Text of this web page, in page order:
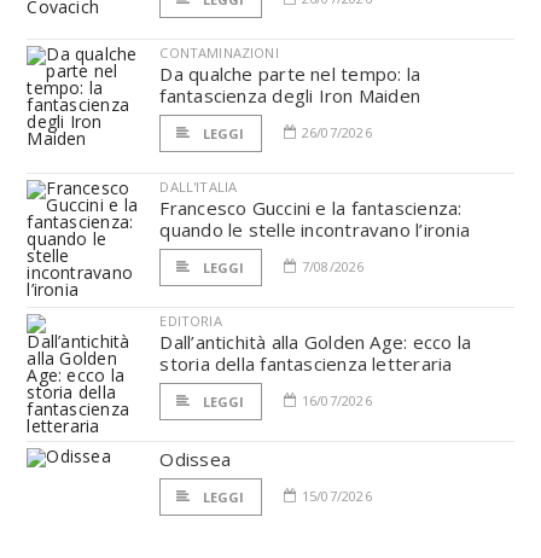
CONTAMINAZIONI
Da qualche parte nel tempo: la
fantascienza degli Iron Maiden
LEGGI 26/07/2026
DALL'ITALIA
Francesco Guccini e la fantascienza:
quando le stelle incontravano l’ironia
LEGGI 7/08/2026
EDITORIA
Dall’antichità alla Golden Age: ecco la
storia della fantascienza letteraria
LEGGI 16/07/2026
Odissea
LEGGI 15/07/2026